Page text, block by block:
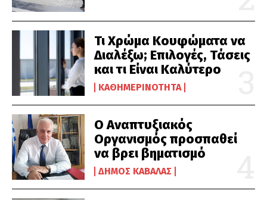
Τι Χρώμα Κουφώματα να
Διαλέξω; Επιλογές, Τάσεις
και τι Είναι Καλύτερο
ΚΑΘΗΜΕΡΙΝΌΤΗΤΑ
Ο Αναπτυξιακός
Οργανισμός προσπαθεί
να βρει βηματισμό
ΔΉΜΟΣ ΚΑΒΆΛΑΣ